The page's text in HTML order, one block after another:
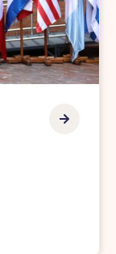
Professora do
curso de Direito